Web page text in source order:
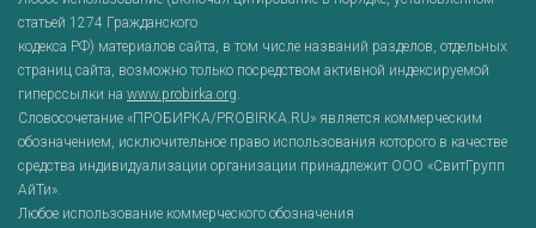
статьей 1274 Гражданского
кодекса РФ) материалов сайта, в том числе названий разделов, отдельных
страниц сайта, возможно только посредством активной индексируемой
гиперссылки на www.probirka.org.
Словосочетание «ПРОБИРКА/PROBIRKA.RU» является коммерческим
обозначением, исключительное право использования которого в качестве
средства индивидуализации организации принадлежит ООО «СвитГрупп
АйТи».
Любое использование коммерческого обозначения